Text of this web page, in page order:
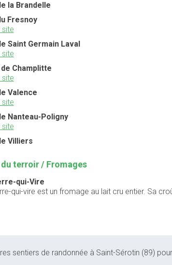
la Brandelle
Fresnoy
site
Saint Germain Laval
site
Champlitte
site
Valence
site
Nanteau-Poligny
site
Villiers
terroir / Fromages
qui-Vire
qui-vire est un fromage au lait cru entier. Sa
sentiers de randonnée à Saint-Sérotin (89)